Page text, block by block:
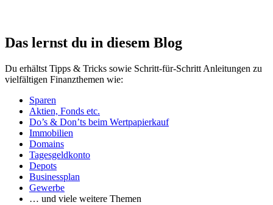
Das lernst du in diesem Blog
Du erhältst Tipps & Tricks sowie Schritt-für-Schritt Anleitungen zu
vielfältigen Finanzthemen wie:
Sparen
Aktien, Fonds etc.
Do’s & Don’ts beim Wertpapierkauf
Immobilien
Domains
Tagesgeldkonto
Depots
Businessplan
Gewerbe
… und viele weitere Themen